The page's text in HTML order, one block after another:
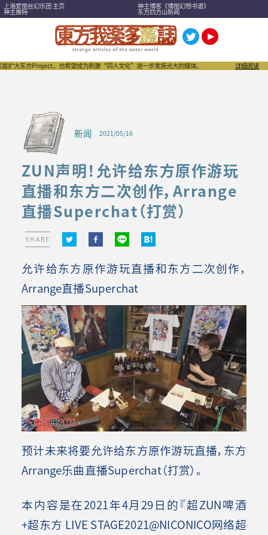
上海爱丽丝幻乐团 主页 神主博客《博丽幻想书谱》
神主推特 东方四方山新闻
，也希望成为刺激“同人文化”进一步发扬光大的媒体。 东方我乐多丛志是全世界首屈一
详细阅读
新闻 2021/05/16
ZUN声明！允许给东方原作游玩
直播和东方二次创作，Arrange
直播Superchat（打赏）
SHARE
允许给东方原作游玩直播和东方二次创作，
Arrange直播Superchat
预计未来将要允许给东方原作游玩直播，东方
Arrange乐曲直播Superchat（打赏）。
本内容是在2021年4月29日的『超ZUN啤酒
+超东方 LIVE STAGE2021@NICONICO网络超